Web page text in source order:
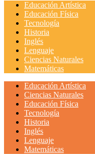
Educación Artística
Educación Física
Tecnología
Historia
Inglés
Lenguaje
Ciencias Naturales
Matemáticas
Educación Artística
Ciencias Naturales
Educación Física
Tecnología
Historia
Inglés
Lenguaje
Matemáticas